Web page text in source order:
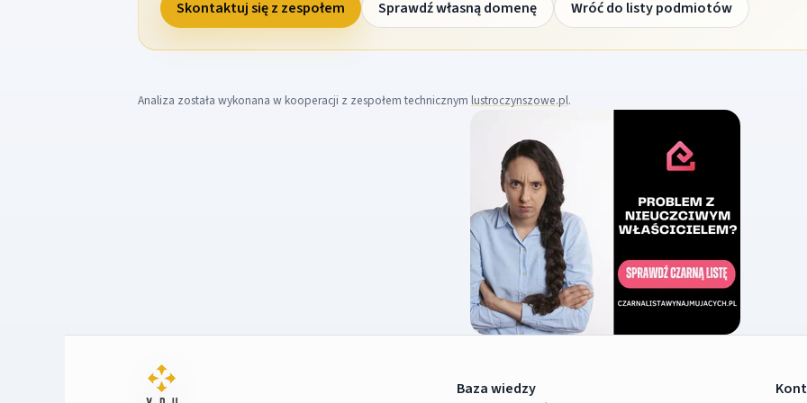
Skontaktuj się z zespołem Sprawdź własną domenę Wróć do listy podmiotów
Analiza została wykonana w kooperacji z zespołem technicznym lustroczynszowe.pl.
Baza wiedzy